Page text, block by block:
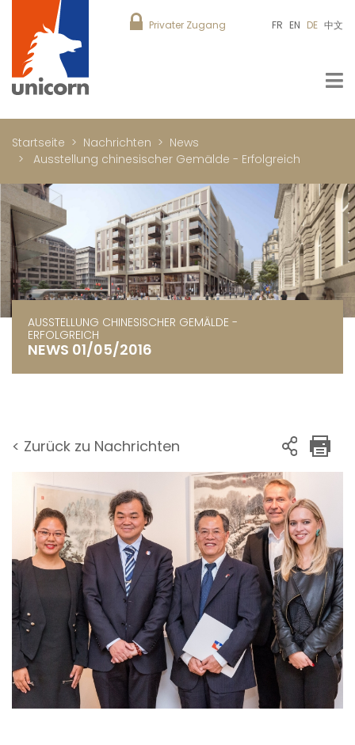
Privater Zugang FR EN DE 中文
Startseite Nachrichten
News
Ausstellung chinesischer Gemälde - Erfolgreich
AUSSTELLUNG CHINESISCHER GEMÄLDE -
ERFOLGREICH
NEWS 01/05/2016
< Zurück zu Nachrichten